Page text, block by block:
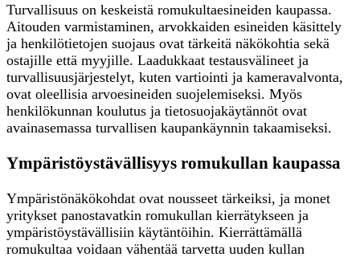
Turvallisuus on keskeistä romukultaesineiden kaupassa.
Aitouden varmistaminen, arvokkaiden esineiden käsittely
ja henkilötietojen suojaus ovat tärkeitä näkökohtia sekä
ostajille että myyjille. Laadukkaat testausvälineet ja
turvallisuusjärjestelyt, kuten vartiointi ja kameravalvonta,
ovat oleellisia arvoesineiden suojelemiseksi. Myös
henkilökunnan koulutus ja tietosuojakäytännöt ovat
avainasemassa turvallisen kaupankäynnin takaamiseksi.
Ympäristöystävällisyys romukullan kaupassa
Ympäristönäkökohdat ovat nousseet tärkeiksi, ja monet
yritykset panostavatkin romukullan kierrätykseen ja
ympäristöystävällisiin käytäntöihin. Kierrättämällä
romukultaa voidaan vähentää tarvetta uuden kullan